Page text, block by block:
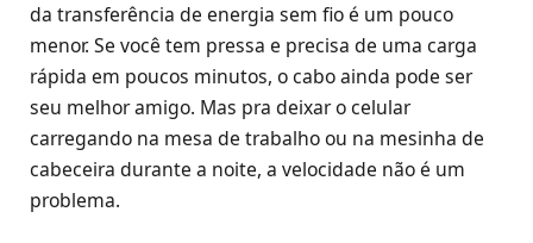
da transferência de energia sem fio é um pouco
menor. Se você tem pressa e precisa de uma carga
rápida em poucos minutos, o cabo ainda pode ser
seu melhor amigo. Mas pra deixar o celular
carregando na mesa de trabalho ou na mesinha de
cabeceira durante a noite, a velocidade não é um
problema.